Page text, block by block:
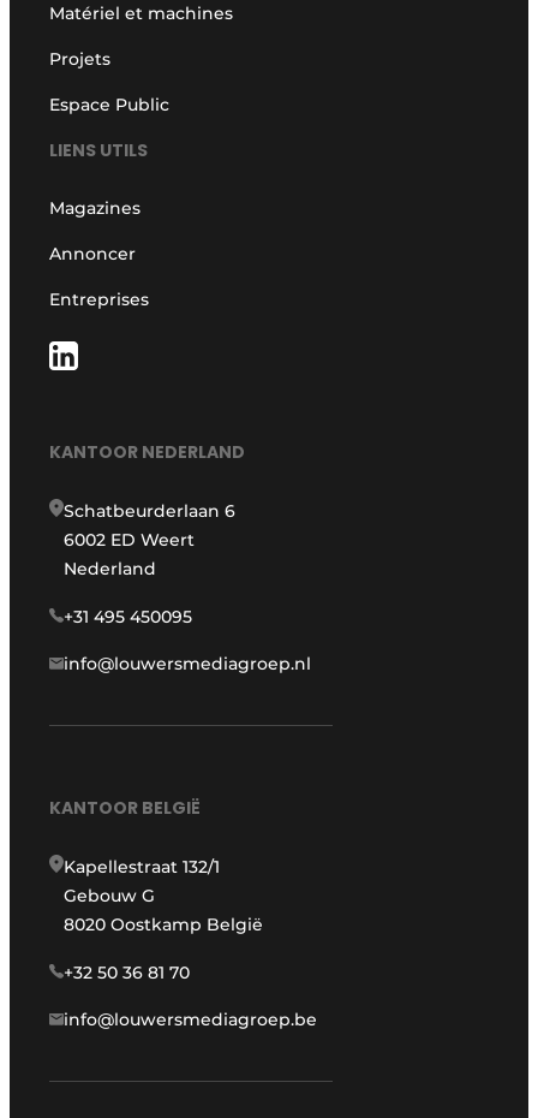
Matériel et machines
Projets
Espace Public
LIENS UTILS
Magazines
Annoncer
Entreprises
KANTOOR NEDERLAND
Schatbeurderlaan 6
6002 ED Weert
Nederland
+31 495 450095
info@louwersmediagroep.nl
KANTOOR BELGIË
Kapellestraat 132/1
Gebouw G
8020 Oostkamp België
+32 50 36 81 70
info@louwersmediagroep.be